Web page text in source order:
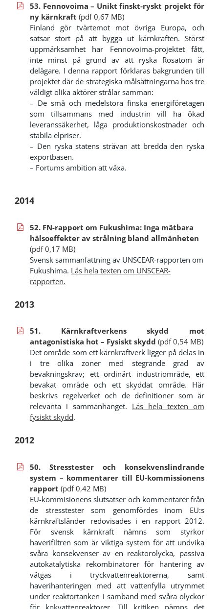
53. Fennovoima – Unikt finskt-ryskt projekt för
ny kärnkraft(pdf 0,67 MB)
Finland gör tvärtemot mot övriga Europa, och
satsar stort på att bygga ut kärnkraften. Störst
uppmärksamhet har Fennovoima-projektet fått,
inte minst på grund av att ryska Rosatom är
delägare. I denna rapport förklaras bakgrunden till
projektet där de strategiska målsättningarna hos tre
väldigt olika aktörer strålar samman:
– De små och medelstora finska energiföretagen
som tillsammans med industrin vill ha ökad
leveranssäkerhet, låga produktionskostnader och
stabila elpriser.
– Den ryska statens strävan att bredda den ryska
exportbasen.
– Fortums ambition att växa.
2014
52. FN-rapport om Fukushima: Inga mätbara
hälsoeffekter av strålning bland allmänheten
(pdf 0,17 MB)
Svensk sammanfattning av UNSCEAR-rapporten om
Fukushima. Läs hela texten om UNSCEAR-
rapporten.
2013
51. Kärnkraftverkens skydd mot
antagonistiska hot – Fysiskt skydd (pdf 0,54 MB)
Det område som ett kärnkraftverk ligger på delas in
i tre olika zoner med stegrande grad av
bevakningskrav; ett ordinärt industriområde, ett
bevakat område och ett skyddat område. Här
beskrivs regelverket och de definitioner som är
relevanta i sammanhanget. Läs hela texten om
fysiskt skydd.
2012
50. Stresstester och konsekvenslindrande
system – kommentarer till EU-kommissionens
rapport (pdf 0,42 MB)
EU-kommisionens slutsatser och kommentarer från
de stresstester som genomfördes inom EU:s
kärnkraftsländer redovisades i en rapport 2012.
För svensk kärnkraft nämns som styrkor
haverifiltren som är viktiga system för att undvika
svåra konsekvenser av en reaktorolycka, passiva
autokatalytiska rekombinatorer för hantering av
vätgas i tryckvattenreaktorerna, samt
haverihanteringen med att vattenfylla utrymmet
under reaktortanken i samband med svåra olyckor